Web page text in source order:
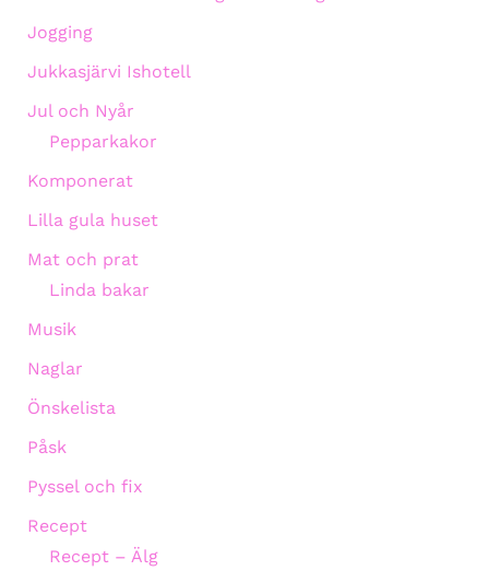
Jogging
Jukkasjärvi Ishotell
Jul och Nyår
Pepparkakor
Komponerat
Lilla gula huset
Mat och prat
Linda bakar
Musik
Naglar
Önskelista
Påsk
Pyssel och fix
Recept
Recept – Älg